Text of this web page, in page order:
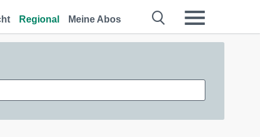
Regional Meine Abos